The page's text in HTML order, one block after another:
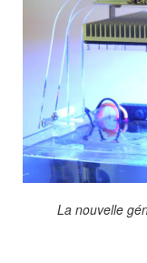
La nouvelle